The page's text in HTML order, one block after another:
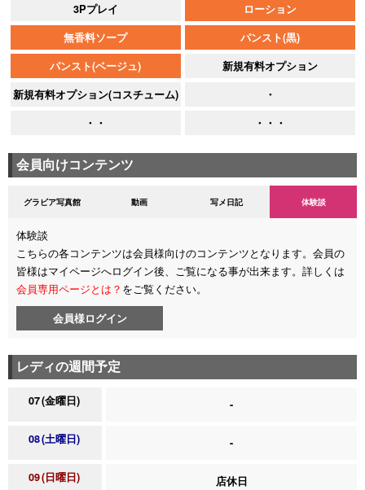
3Pプレイ
ローション
無香料ソープ
パンスト(黒)
パンスト(ベージュ)
新規有料オプション
新規有料オプション(コスチューム)
・
・・
・・・
会員向けコンテンツ
グラビア写真館 動画 写メ日記 体験談
体験談
こちらの各コンテンツは会員様向けのコンテンツとなります。会員の
皆様はマイページへログイン後、ご覧になる事が出来ます。詳しくは
会員専用ページとは？ をご覧ください。
会員様ログイン
レディの週間予定
07 金曜日 -
08 土曜日 -
09 日曜日 店休日